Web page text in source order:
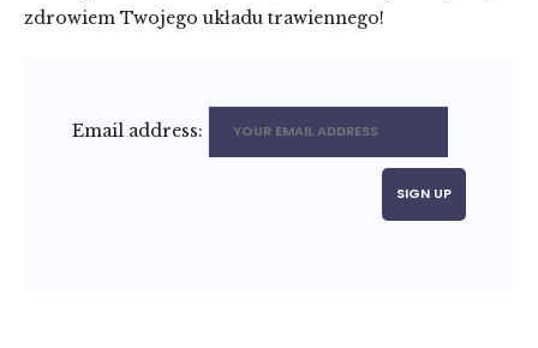
zdrowiem Twojego układu trawiennego!
Email address: